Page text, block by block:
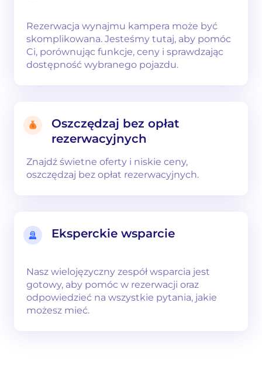
Rezerwacja wynajmu kampera może być
skomplikowana. Jesteśmy tutaj, aby pomóc
Ci, porównując funkcje, ceny i sprawdzając
dostępność wybranego pojazdu.
Oszczędzaj bez opłat
rezerwacyjnych
Znajdź świetne oferty i niskie ceny,
oszczędzaj bez opłat rezerwacyjnych.
Eksperckie wsparcie
Nasz wielojęzyczny zespół wsparcia jest
gotowy, aby pomóc w rezerwacji oraz
odpowiedzieć na wszystkie pytania, jakie
możesz mieć.